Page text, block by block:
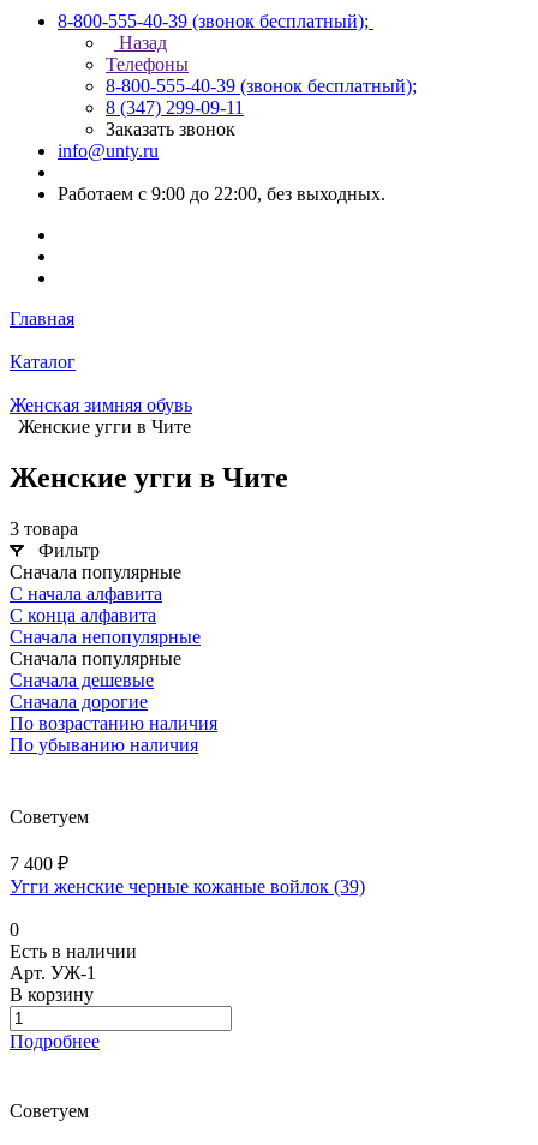
8-800-555-40-39 (звонок бесплатный);
Назад
Телефоны
8-800-555-40-39 (звонок бесплатный);
8 (347) 299-09-11
Заказать звонок
info@unty.ru
Работаем с 9:00 до 22:00, без выходных.
Главная
Каталог
Женская зимняя обувь
Женские угги в Чите
Женские угги в Чите
3 товара
Фильтр
Сначала популярные
С начала алфавита
С конца алфавита
Сначала непопулярные
Сначала популярные
Сначала дешевые
Сначала дорогие
По возрастанию наличия
По убыванию наличия
Советуем
7 400 ₽
Угги женские черные кожаные войлок (39)
0
Есть в наличии
Арт. УЖ-1
В корзину
Подробнее
Советуем